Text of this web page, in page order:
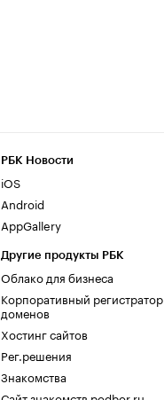
РБК Новости
iOS
Android
AppGallery
Другие продукты РБК
Облако для бизнеса
Корпоративный регистратор
доменов
Хостинг сайтов
Рег.решения
Знакомства